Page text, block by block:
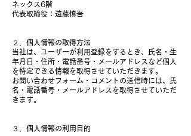
ネックス6階
代表取締役：遠藤慎吾
２．個人情報の取得方法
当社は、ユーザーが利用登録をするとき、氏名・生
年月日・住所・電話番号・メールアドレスなど個人
を特定できる情報を取得させていただきます。
お問い合わせフォーム・コメントの送信時には、氏
名・電話番号・メールアドレスを取得させていただ
きます。
３．個人情報の利用目的